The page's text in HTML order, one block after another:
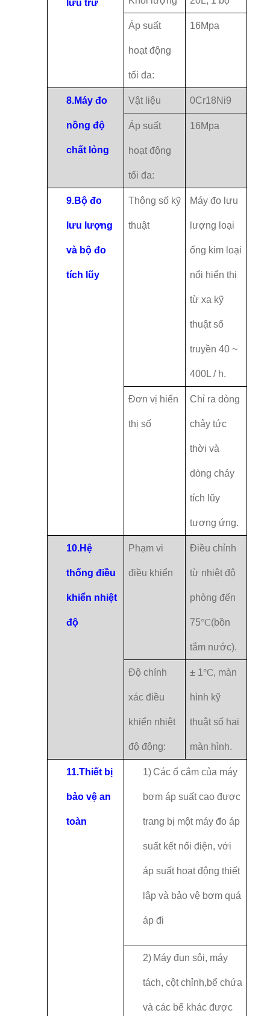
lưu trữ
Áp suất
hoạt động
tối đa:
16Mpa
8.Máy đo
nồng độ
chất lỏng
Vật liệu 0Cr18Ni9
Áp suất
hoạt động
tối đa:
16Mpa
9.Bộ đo
lưu lượng
và bộ đo
tích lũy
Thông số kỹ
thuật
Máy đo lưu
lượng loại
ống kim loại
nổi hiển thị
từ xa kỹ
thuật số
truyền 40 ~
400L / h.
Đơn vị hiển
thị số
Chỉ ra dòng
chảy tức
thời và
dòng chảy
tích lũy
tương ứng.
10.Hệ
thống điều
khiển nhiệt
độ
Phạm vi
điều khiển
Điều chỉnh
từ nhiệt độ
phòng đến
75°C(bồn
tắm nước).
Độ chính
xác điều
khiển nhiệt
độ động:
± 1 °C, màn
hình kỹ
thuật số hai
màn hình.
11.Thiết bị
bảo vệ an
toàn
1) Các ổ cắm của máy
bơm áp suất cao được
trang bị một máy đo áp
suất kết nối điện, với
áp suất hoạt động thiết
lập và bảo vệ bơm quá
áp đi
2) Máy đun sôi, máy
tách, cột chỉnh,bể chứa
và các bể khác được